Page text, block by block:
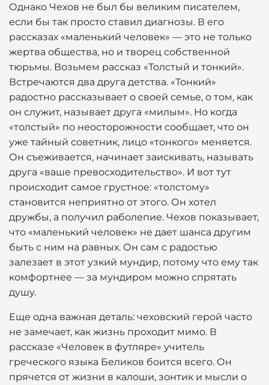
Однако Чехов не был бы великим писателем,
если бы так просто ставил диагнозы. В его
рассказах «маленький человек» — это не только
жертва общества, но и творец собственной
тюрьмы. Возьмем рассказ «Толстый и тонкий».
Встречаются два друга детства. «Тонкий»
радостно рассказывает о своей семье, о том, как
он служит, называет друга «милым». Но когда
«толстый» по неосторожности сообщает, что он
уже тайный советник, лицо «тонкого» меняется.
Он съеживается, начинает заискивать, называть
друга «ваше превосходительство». И вот тут
происходит самое грустное: «толстому»
становится неприятно от этого. Он хотел
дружбы, а получил раболепие. Чехов показывает,
что «маленький человек» не дает шанса другим
быть с ним на равных. Он сам с радостью
залезает в этот узкий мундир, потому что ему так
комфортнее — за мундиром можно спрятать
душу.
Еще одна важная деталь: чеховский герой часто
не замечает, как жизнь проходит мимо. В
рассказе «Человек в футляре» учитель
греческого языка Беликов боится всего. Он
прячется от жизни в калоши, зонтик и мысли о